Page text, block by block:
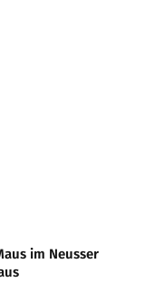
im Neusser